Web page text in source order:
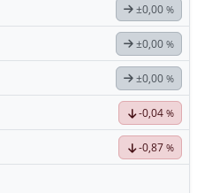
±0,00 %
±0,00 %
Hauptdiskussion±0,00 %
-0,04 %
-0,87 %